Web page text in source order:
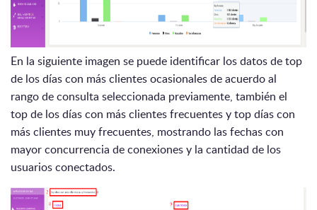
En la siguiente imagen se puede identificar los datos de top
de los días con más clientes ocasionales de acuerdo al
rango de consulta seleccionada previamente, también el
top de los días con más clientes frecuentes y top días con
más clientes muy frecuentes, mostrando las fechas con
mayor concurrencia de conexiones y la cantidad de los
usuarios conectados.